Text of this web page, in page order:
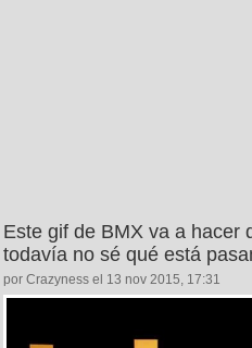
Este gif de BMX va a hacer
todavía no sé qué está
por Crazyness el 13 nov 2015, 17:31